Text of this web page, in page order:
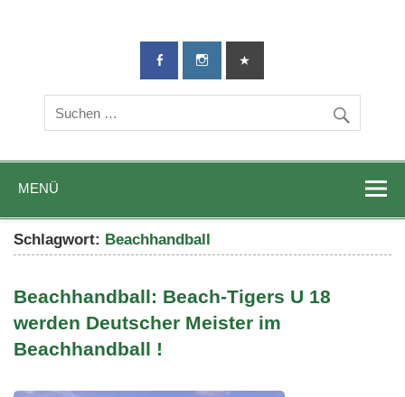
TG-Geislingen
DIE Sportadresse in Geislingen!
MENÜ
Schlagwort: Beachhandball
Beachhandball: Beach-Tigers U 18
werden Deutscher Meister im
Beachhandball !